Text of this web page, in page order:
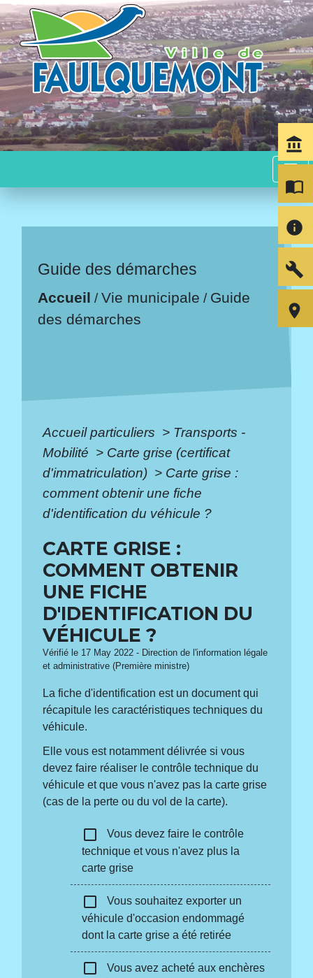
menu
Guide des démarches
Accueil /Vie municipale / Guide
des démarches
Accueil particuliers > Transports -
Mobilité > Carte grise (certificat
d'immatriculation) > Carte grise :
comment obtenir une fiche
d'identification du véhicule ?
CARTE GRISE :
COMMENT OBTENIR
UNE FICHE
D'IDENTIFICATION DU
VÉHICULE ?
Vérifié le 17 May 2022 - Direction de l'information légale
et administrative (Première ministre)
La fiche d'identification est un document qui
récapitule les caractéristiques techniques du
véhicule.
Elle vous est notamment délivrée si vous
devez faire réaliser le contrôle technique du
véhicule et que vous n'avez pas la carte grise
(cas de la perte ou du vol de la carte).
check_box_outline_blank
Vous devez faire le contrôle
technique et vous n'avez plus la
carte grise
check_box_outline_blank
Vous souhaitez exporter un
véhicule d'occasion endommagé
dont la carte grise a été retirée
check_box_outline_blank
Vous avez acheté aux enchères
account_balance
import_contacts
info
build
room